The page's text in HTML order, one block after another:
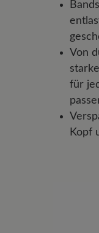
Von
für
Kopf